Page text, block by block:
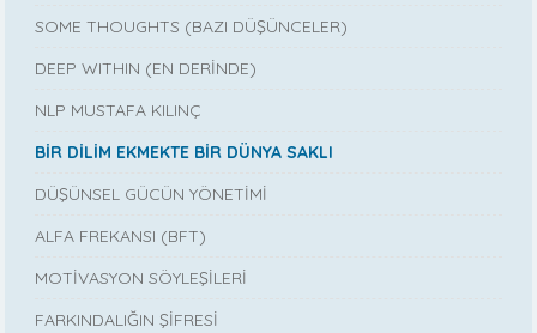
SOME THOUGHTS (BAZI DÜŞÜNCELER)
DEEP WITHIN (EN DERİNDE)
NLP MUSTAFA KILINÇ
BİR DİLİM EKMEKTE BİR DÜNYA SAKLI
DÜŞÜNSEL GÜCÜN YÖNETİMİ
ALFA FREKANSI (BFT)
MOTİVASYON SÖYLEŞİLERİ
FARKINDALIĞIN ŞİFRESİ